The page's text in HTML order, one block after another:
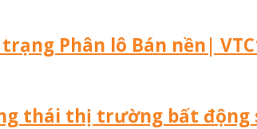
Phân lô Bán nền|
thái thị trường bất động